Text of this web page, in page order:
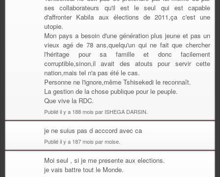
ses collaborateurs qu'il est le seul qui est capable
d'affronter Kabila aux élections de 2011,ça c'est une
utopie.
Mon pays a besoin d'une génération plus jeune et pas un
vieux agé de 78 ans,quelqu'un qui ne fait que chercher
l'héritage pour sa famille et donc facilement
corruptible,sinon,il avait des atouts pour servir cette
nation,mais tel n'a pas été le cas.
Personne ne l'ignore,même Tshisekedi le reconnaît.
La gestion de la chose publique pour le peuple.
Que vive la RDC.
Publié il y a 188 mois par ISHEGA DARSIN.
je ne suius pas d acccord avec ca
Publié il y a 187 mois par moise.
Moi seul , si je me presente aux elections.
je vais battre tout le Monde.